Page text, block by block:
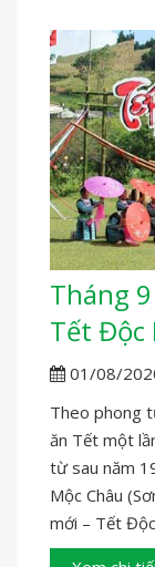
Tháng
Tết Độc
01/08/
Theo phong
ăn Tết một
từ sau năm
Mộc Châu
mới – Tết